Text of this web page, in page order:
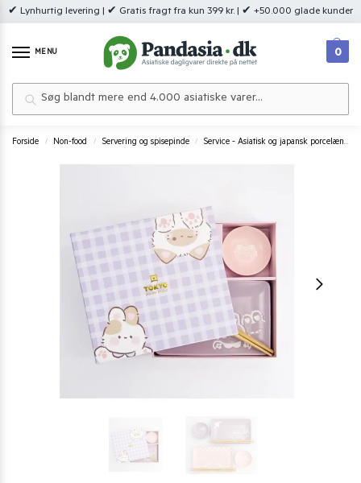
✔ Lynhurtig levering | ✔ Gratis fragt fra kun 399 kr. | ✔ +50.000 glade kunder
MENU 0
Forside / Non-food / Servering og spisepinde / Service - Asiatisk og japansk porcelæn